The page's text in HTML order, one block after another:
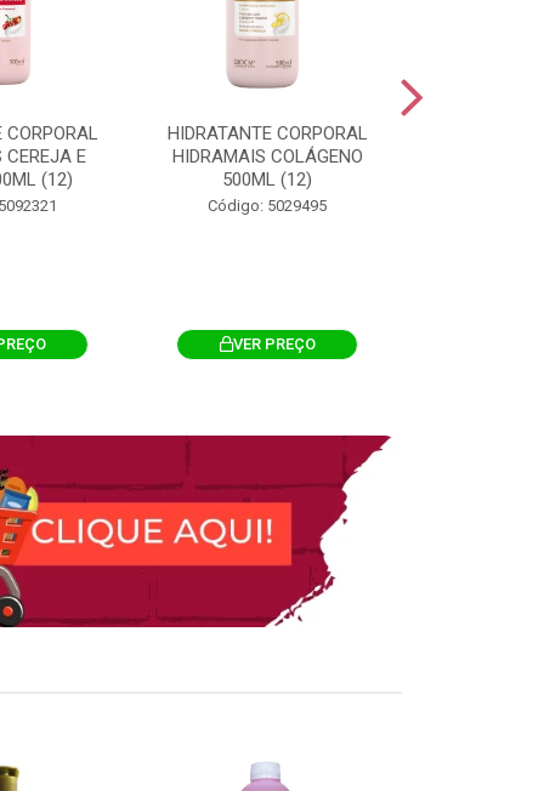
CORPORAL
CEREJA E
(12)
HIDRATANTE CORPORAL
HIDRAMAIS COLÁGENO
500ML (12)
Código: 5029495
VER PREÇO